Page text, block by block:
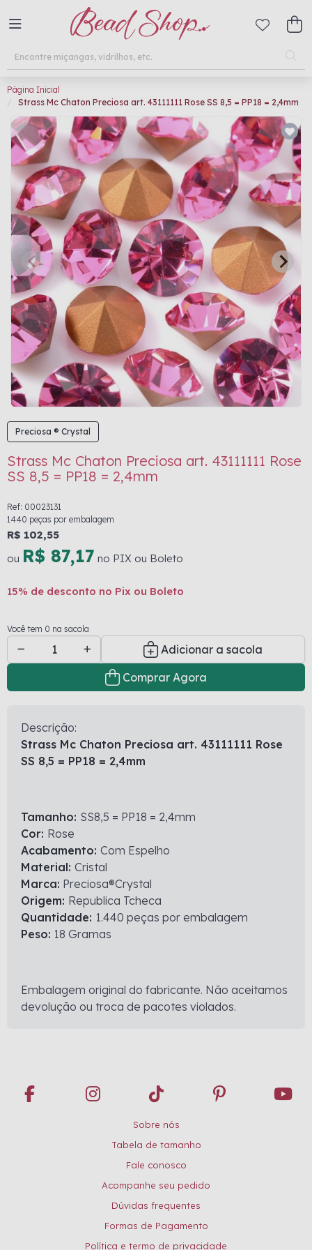
Página Inicial
Strass Mc Chaton Preciosa art. 43111111 Rose SS 8,5 = PP18 = 2,4mm
Preciosa ® Crystal
Strass Mc Chaton Preciosa art. 43111111 Rose
SS 8,5 = PP18 = 2,4mm
Ref: 00023131
1440 peças por embalagem
R$ 102,55
ou R$ 87,17 no PIX ou Boleto
15% de desconto no Pix ou Boleto
Você tem 0 na sacola
Adicionar a sacola
Comprar Agora
Descrição:
Strass Mc Chaton Preciosa art. 43111111 Rose
SS 8,5 = PP18 = 2,4mm
Tamanho: SS8,5 = PP18 = 2,4mm
Cor: Rose
Acabamento: Com Espelho
Material: Cristal
Marca: Preciosa®Crystal
Origem: Republica Tcheca
Quantidade: 1.440 peças por embalagem
Peso: 18 Gramas
Embalagem original do fabricante. Não aceitamos
devolução ou troca de pacotes violados.
Sobre nós
Tabela de tamanho
Fale conosco
Acompanhe seu pedido
Dúvidas frequentes
Formas de Pagamento
Política e termo de privacidade